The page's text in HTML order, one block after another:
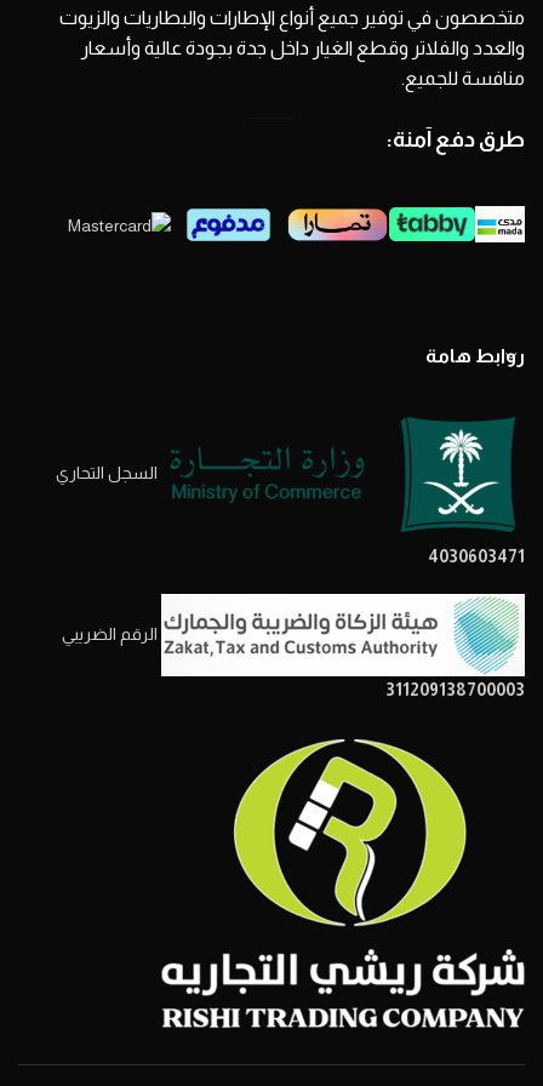
متخصصون في توفير جميع أنواع الإطارات والبطاريات والزيوت
والعدد والفلاتر وقطع الغيار داخل جدة بجودة عالية وأسعار
منافسة للجميع.
طرق دفع آمنة:
روابط هامة
السجل التحاري
4030603471
الرقم الضريبي
311209138700003